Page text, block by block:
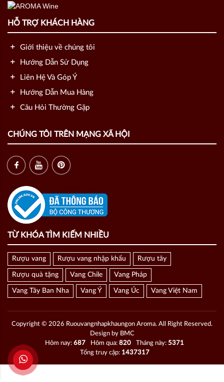
HỖ TRỢ KHÁCH HÀNG
Giới thiệu về chúng tôi
Hướng Dẫn Sử Dụng
Liên Hệ Và Góp Ý
Hướng Dẫn Mua Hàng
Câu Hỏi Thường Gặp
CHÚNG TÔI TRÊN MẠNG XÃ HỘI
TỪ KHÓA TÌM KIẾM NHIỀU
Rượu vang Rượu vang nhập khẩu Rượu tây
Rượu quà tặng Vang Chile Vang Pháp
Vang Tây Ban Nha Vang Ý Vang Úc Vang Việt Nam
Copyright © 2026 Ruouvangnhapkhaungon Aroma. All Right Reserved.
Design by BMC
Hôm nay: 687 Hôm qua: 820 Tháng này: 5371
Tổng truy cập: 1437317